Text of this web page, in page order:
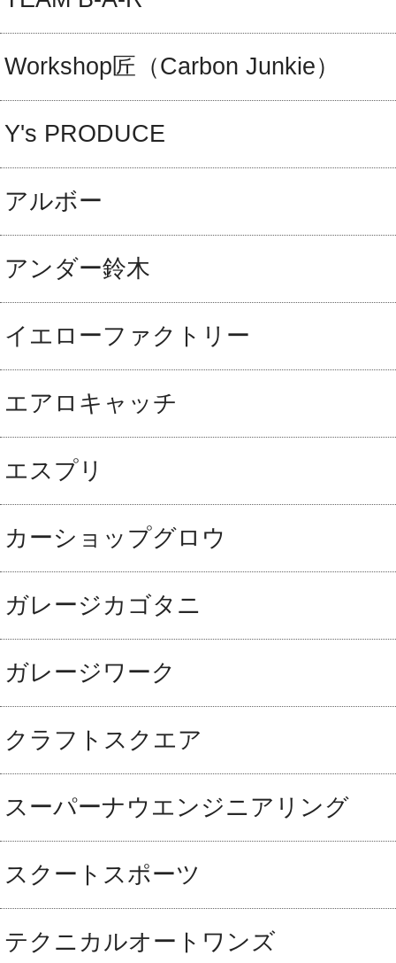
Workshop匠（Carbon Junkie）
Y's PRODUCE
アルボー
アンダー鈴木
イエローファクトリー
エアロキャッチ
エスプリ
カーショップグロウ
ガレージカゴタニ
ガレージワーク
クラフトスクエア
スーパーナウエンジニアリング
スクートスポーツ
テクニカルオートワンズ